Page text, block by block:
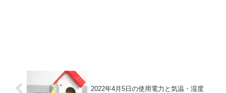
2022年4月5日の使用電力と気温・湿度